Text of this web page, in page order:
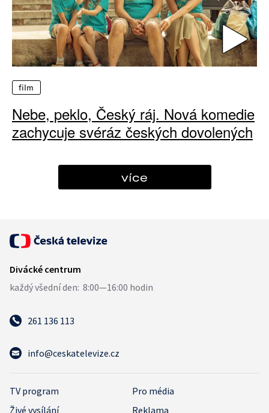
film
Nebe, peklo, Český ráj. Nová komedie
zachycuje svéráz českých dovolených
více
261 136 113
info@ceskatelevize.cz
TV program
Pro média
Živé vysílání
Reklama